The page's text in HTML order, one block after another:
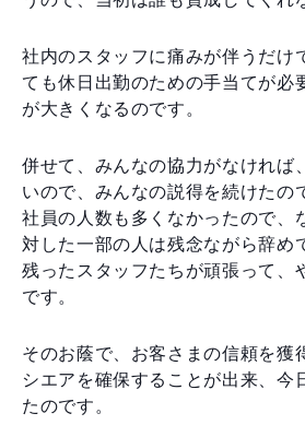
社内のスタッフに痛みが伴うだけ
ても休日出勤のための手当てが必
が大きくなるのです。
併せて、みんなの協力がなければ
いので、みんなの説得を続けたの
社員の人数も多くなかったので、
対した一部の人は残念ながら辞め
残ったスタッフたちが頑張って、
です。
そのお蔭で、お客さまの信頼を獲
シエアを確保することが出来、今
たのです。